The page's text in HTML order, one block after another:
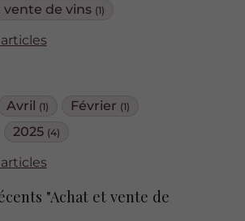
de vins (1)
Avril (1) Février (1)
2025 (4)
"Achat et vente de